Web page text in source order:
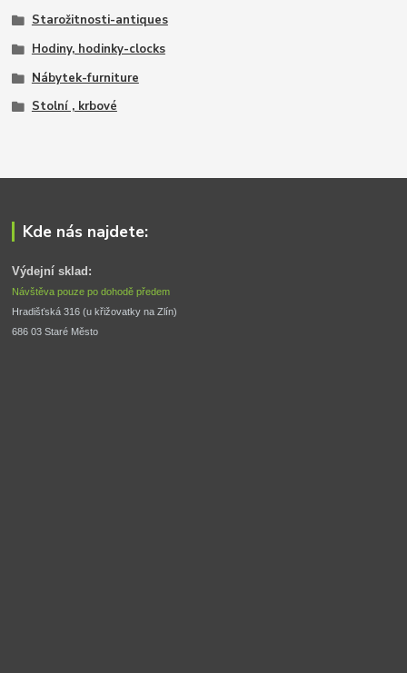
Starožitnosti-antiques
Hodiny, hodinky-clocks
Nábytek-furniture
Stolní , krbové
Kde nás najdete:
Výdejní sklad:
Návštěva pouze po dohodě předem
Hradišťská 316 (u křižovatky na Zlín)
686 03 Staré Město